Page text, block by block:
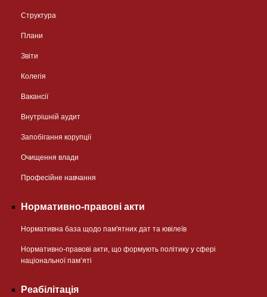
Структура
Плани
Звіти
Колегія
Вакансії
Внутрішній аудит
Запобігання корупції
Очищення влади
Професійне навчання
Нормативно-правові акти
Нормативна база щодо пам'ятних дат та ювілеїв
Нормативно-правові акти, що формують політику у сфері
національної памʼяті
Реабілітація